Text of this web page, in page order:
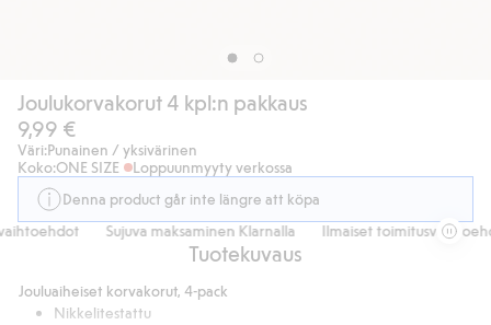
Joulukorvakorut 4 kpl:n pakkaus
9,99 €
Väri:Punainen / yksivärinen
Koko:ONE SIZE
Loppuunmyyty verkossa
Denna product går inte längre att köpa
Sujuva maksaminen Klarnalla Ilmaiset
Tuotekuvaus
Jouluaiheiset korvakorut, 4-pack
Nikkelitestattu